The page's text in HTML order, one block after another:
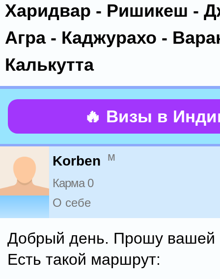
Харидвар - Ришикеш -
Агра - Каджурахо -
Калькутта
🔥 Визы в
Korben м
Карма 0
О себе
Добрый день. Прошу
Есть такой маршрут: